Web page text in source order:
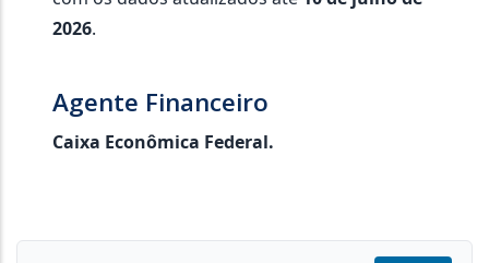
2026.
Agente Financeiro
Caixa Econômica Federal.